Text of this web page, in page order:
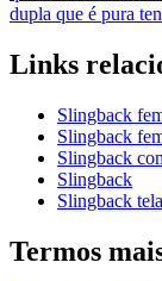
dupla que é pura
Links
Slingback
Slingback
Slingback
Slingback
Slingback tela
Termos